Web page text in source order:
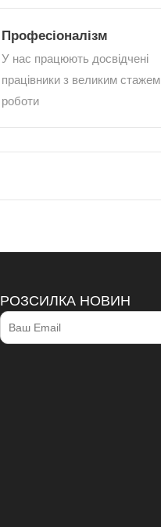
Професіоналізм
У нас працюють досвідчені
працівники з великим стажем
роботи
РОЗСИЛКА НОВИН